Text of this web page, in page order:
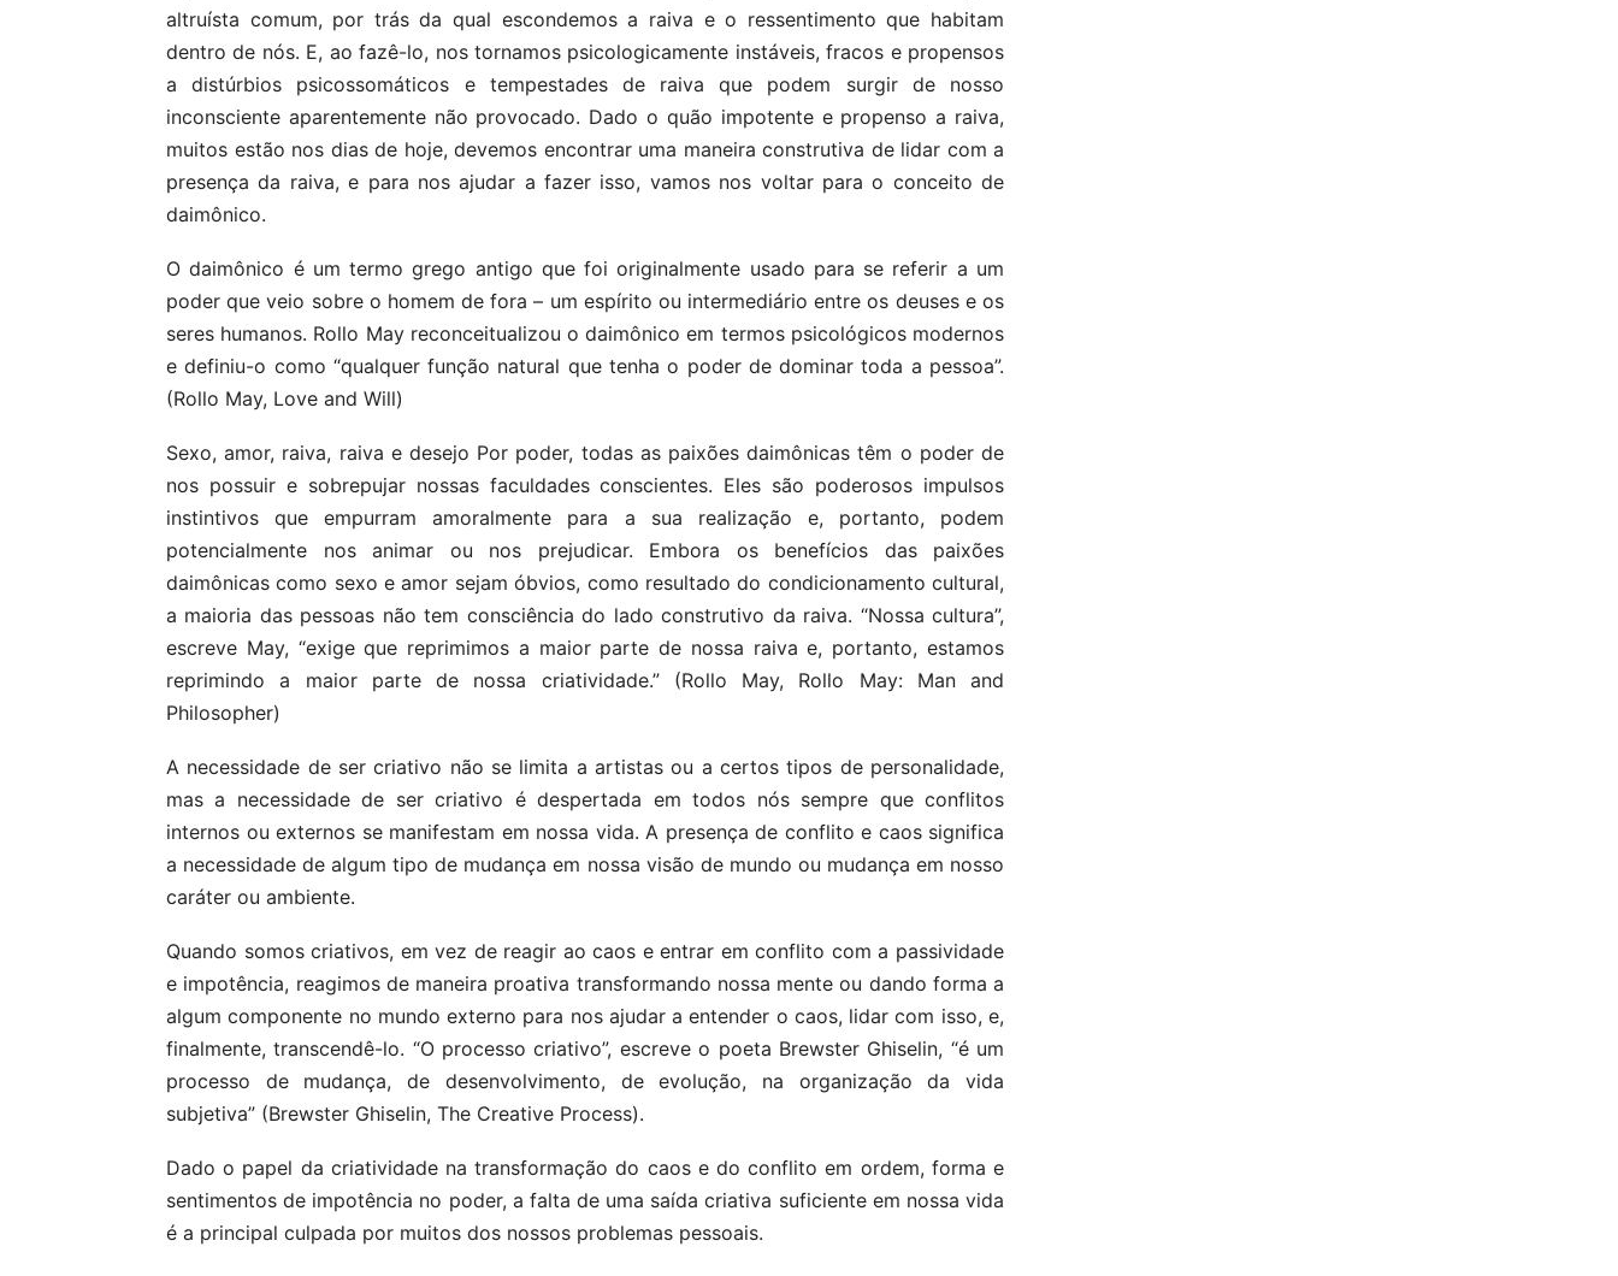
altruísta comum, por trás da qual escondemos a raiva e o ressentimento que habitam
dentro de nós. E, ao fazê-lo, nos tornamos psicologicamente instáveis, fracos e propensos
a distúrbios psicossomáticos e tempestades de raiva que podem surgir de nosso
inconsciente aparentemente não provocado. Dado o quão impotente e propenso a raiva,
muitos estão nos dias de hoje, devemos encontrar uma maneira construtiva de lidar com a
presença da raiva, e para nos ajudar a fazer isso, vamos nos voltar para o conceito de
daimônico.
O daimônico é um termo grego antigo que foi originalmente usado para se referir a um
poder que veio sobre o homem de fora – um espírito ou intermediário entre os deuses e os
seres humanos. Rollo May reconceitualizou o daimônico em termos psicológicos modernos
e definiu-o como “qualquer função natural que tenha o poder de dominar toda a pessoa”.
(Rollo May, Love and Will)
Sexo, amor, raiva, raiva e desejo Por poder, todas as paixões daimônicas têm o poder de
nos possuir e sobrepujar nossas faculdades conscientes. Eles são poderosos impulsos
instintivos que empurram amoralmente para a sua realização e, portanto, podem
potencialmente nos animar ou nos prejudicar. Embora os benefícios das paixões
daimônicas como sexo e amor sejam óbvios, como resultado do condicionamento cultural,
a maioria das pessoas não tem consciência do lado construtivo da raiva. “Nossa cultura”,
escreve May, “exige que reprimimos a maior parte de nossa raiva e, portanto, estamos
reprimindo a maior parte de nossa criatividade.” (Rollo May, Rollo May: Man and
Philosopher)
A necessidade de ser criativo não se limita a artistas ou a certos tipos de personalidade,
mas a necessidade de ser criativo é despertada em todos nós sempre que conflitos
internos ou externos se manifestam em nossa vida. A presença de conflito e caos significa
a necessidade de algum tipo de mudança em nossa visão de mundo ou mudança em nosso
caráter ou ambiente.
Quando somos criativos, em vez de reagir ao caos e entrar em conflito com a passividade
e impotência, reagimos de maneira proativa transformando nossa mente ou dando forma a
algum componente no mundo externo para nos ajudar a entender o caos, lidar com isso, e,
finalmente, transcendê-lo. “O processo criativo”, escreve o poeta Brewster Ghiselin, “é um
processo de mudança, de desenvolvimento, de evolução, na organização da vida
subjetiva” (Brewster Ghiselin, The Creative Process).
Dado o papel da criatividade na transformação do caos e do conflito em ordem, forma e
sentimentos de impotência no poder, a falta de uma saída criativa suficiente em nossa vida
é a principal culpada por muitos dos nossos problemas pessoais.